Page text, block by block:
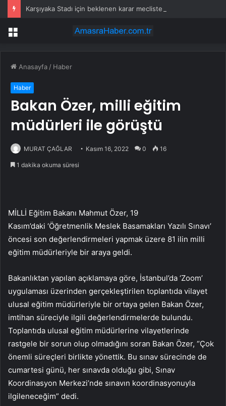
Karşıyaka Stadı için beklenen karar meclisten geçti
Menü
Anasayfa / Haber
Haber
Bakan Özer, milli eğitim
müdürleri ile görüştü
MURAT ÇAĞLAR Kasım 16, 2022 0 16
1 dakika okuma süresi
MİLLİ Eğitim Bakanı Mahmut Özer, 19
Kasım’daki ‘Öğretmenlik Meslek Basamakları Yazılı Sınavı’
öncesi son değerlendirmeleri yapmak üzere 81 ilin milli
eğitim müdürleriyle bir araya geldi.
Bakanlıktan yapılan açıklamaya göre, İstanbul’da ‘Zoom’
uygulaması üzerinden gerçekleştirilen toplantıda vilayet
ulusal eğitim müdürleriyle bir ortaya gelen Bakan Özer,
imtihan süreciyle ilgili değerlendirmelerde bulundu.
Toplantıda ulusal eğitim müdürlerine vilayetlerinde
rastgele bir sorun olup olmadığını soran Bakan Özer, “Çok
önemli süreçleri birlikte yönettik. Bu sınav sürecinde de
cumartesi günü, her sınavda olduğu gibi, Sınav
Koordinasyon Merkezi’nde sınavın koordinasyonuyla
ilgileneceğim” dedi.